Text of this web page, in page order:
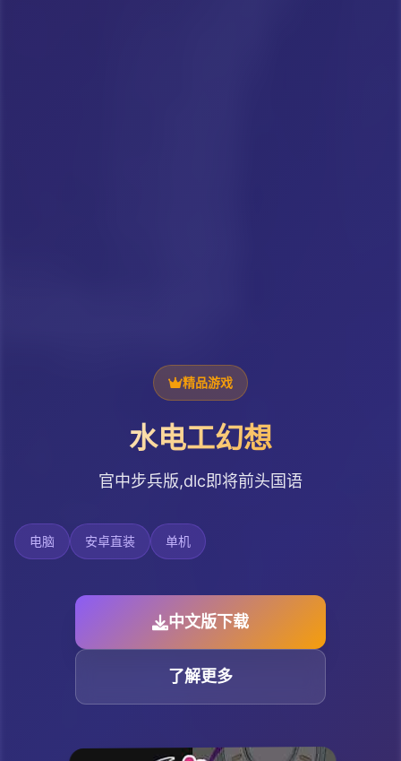
精品游戏
水电工幻想
官中步兵版,dlc即将前头国语
电脑 安卓直装 单机
中文版下载
了解更多